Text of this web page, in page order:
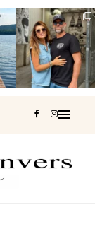
...
Montréal, une
très belle
surprise 🇨🇦
442